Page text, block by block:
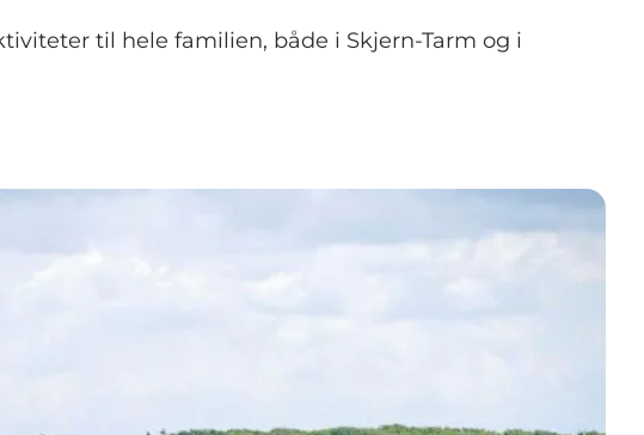
til hele familien, både i Skjern-Tarm og i